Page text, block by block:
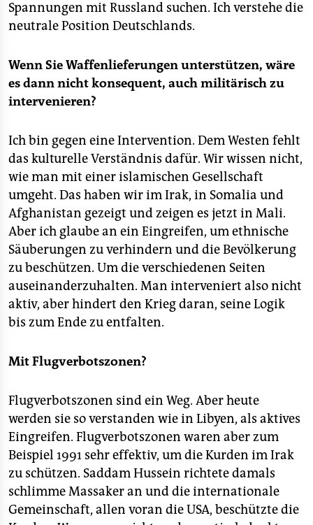
Spannungen mit Russland suchen. Ich verstehe die
neutrale Position Deutschlands.
Wenn Sie Waffenlieferungen unterstützen, wäre
es dann nicht konsequent, auch militärisch zu
intervenieren?
Ich bin gegen eine Intervention. Dem Westen fehlt
das kulturelle Verständnis dafür. Wir wissen nicht,
wie man mit einer islamischen Gesellschaft
umgeht. Das haben wir im Irak, in Somalia und
Afghanistan gezeigt und zeigen es jetzt in Mali.
Aber ich glaube an ein Eingreifen, um ethnische
Säuberungen zu verhindern und die Bevölkerung
zu beschützen. Um die verschiedenen Seiten
auseinanderzuhalten. Man interveniert also nicht
aktiv, aber hindert den Krieg daran, seine Logik
bis zum Ende zu entfalten.
Mit Flugverbotszonen?
Flugverbotszonen sind ein Weg. Aber heute
werden sie so verstanden wie in Libyen, als aktives
Eingreifen. Flugverbotszonen waren aber zum
Beispiel 1991 sehr effektiv, um die Kurden im Irak
zu schützen. Saddam Hussein richtete damals
schlimme Massaker an und die internationale
Gemeinschaft, allen voran die USA, beschützte die